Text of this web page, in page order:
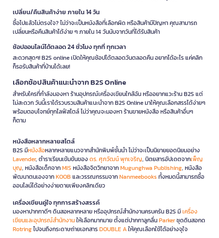
เปลี่ยน/คืนสินค้าง่าย ภายใน 14 วัน
ซื้อไปแล้วไม่ตรงใจ? ไม่ว่าจะเป็นหนังสือที่เลือกผิด หรือสินค้ามีปัญหา คุณสามารถ
เปลี่ยนหรือคืนสินค้าได้ง่าย ๆ ภายใน 14 วันนับจากวันที่ได้รับสินค้า
ช้อปออนไลน์ได้ตลอด 24 ชั่วโมง ทุกที่ ทุกเวลา
สะดวกสุดๆ! B2S online เปิดให้คุณช้อปได้ตลอดวันตลอดคืน อยากได้อะไร แค่คลิก
ก็รอรับสินค้าที่บ้านได้เลย!
เลือกช้อปสินค้าแนะนำจาก B2S Online
สำหรับใครที่กำลังมองหา ร้านอุปกรณ์เครื่องเขียนใกล้ฉัน หรืออยากแวะร้าน B2S แต่
ไม่สะดวก วันนี้เราได้รวบรวมสินค้าแนะนำจาก B2S Online มาให้คุณเลือกสรรได้ง่ายๆ
พร้อมตอบโจทย์ทุกไลฟ์สไตล์ ไม่ว่าคุณจะมองหา ร้านขายหนังสือ หรือสินค้าอื่นๆ
ก็ตาม
หนังสือหลากหลายสไตล์
B2S มีหนังสือหลากหลายแนวจากสำนักพิมพ์ชั้นนำ ไม่ว่าจะเป็นนิยายยอดนิยมอย่าง
Lavender, ตำราเรียนเข้มข้นของดร. ศุภวัฒน์ พุกเจริญ, นิตยสารอัปเดตจากเพ็ญ
บุญ, หนังสือเด็กจากMIS หนังสือจิตวิทยาจากMugunghwa Publishing, หนังสือ
พัฒนาตนเองจากKOOB และวรรณกรรมจากNanmeebooks ทั้งหมดนี้สามารถซื้อ
ออนไลน์ได้อย่างง่ายดายเพียงคลิกเดียว
เครื่องเขียนคู่ใจ ทุกการสร้างสรรค์
มองหาปากกาดีๆ ดินสอหลากหลาย หรืออุปกรณ์สำนักงานครบครัน B2S มีเครื่อง
เขียนและอุปกรณ์สำนักงานให้เลือกมากมาย ตั้งแต่ปากกาลูกลื่นParkerชุดดินสอกด
Rotringไปจนถึงกระดาษถ่ายเอกสารDOUBLE Aให้คุณเลือกใช้ได้อย่างจุใจ